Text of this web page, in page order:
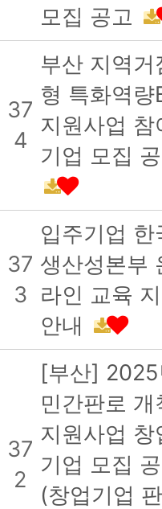
모집 공고
37
4
부산 지역거
형 특화역량
지원사업 참
기업 모집
37
3
입주기업 한
생산성본부
라인 교육
안내
37
2
[부산] 2025
민간판로 개
지원사업 창
기업 모집
(창업기업